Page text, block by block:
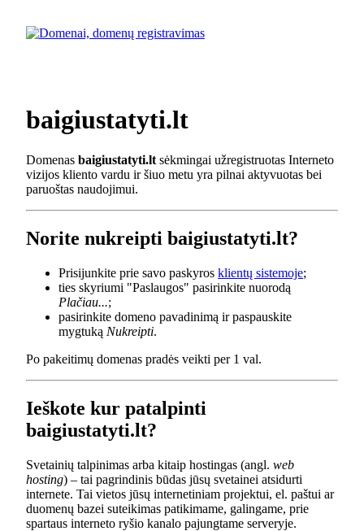
baigiustatyti.lt
Domenas baigiustatyti.lt sėkmingai užregistruotas Interneto
vizijos kliento vardu ir šiuo metu yra pilnai aktyvuotas bei
paruoštas naudojimui.
Norite nukreipti baigiustatyti.lt?
Prisijunkite prie savo paskyros klientų sistemoje;
ties skyriumi "Paslaugos" pasirinkite nuorodą
Plačiau...;
pasirinkite domeno pavadinimą ir paspauskite
mygtuką Nukreipti.
Po pakeitimų domenas pradės veikti per 1 val.
Ieškote kur patalpinti
baigiustatyti.lt?
Svetainių talpinimas arba kitaip hostingas (angl. web
hosting) – tai pagrindinis būdas jūsų svetainei atsidurti
internete. Tai vietos jūsų internetiniam projektui, el. paštui ar
duomenų bazei suteikimas patikimame, galingame, prie
spartaus interneto ryšio kanalo pajungtame serveryje.